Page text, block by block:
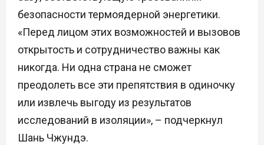
безопасности термоядерной энергетики.
«Перед лицом этих возможностей и вызовов
открытость и сотрудничество важны как
никогда. Ни одна страна не сможет
преодолеть все эти препятствия в одиночку
или извлечь выгоду из результатов
исследований в изоляции», – подчеркнул
Шань Чжундэ.